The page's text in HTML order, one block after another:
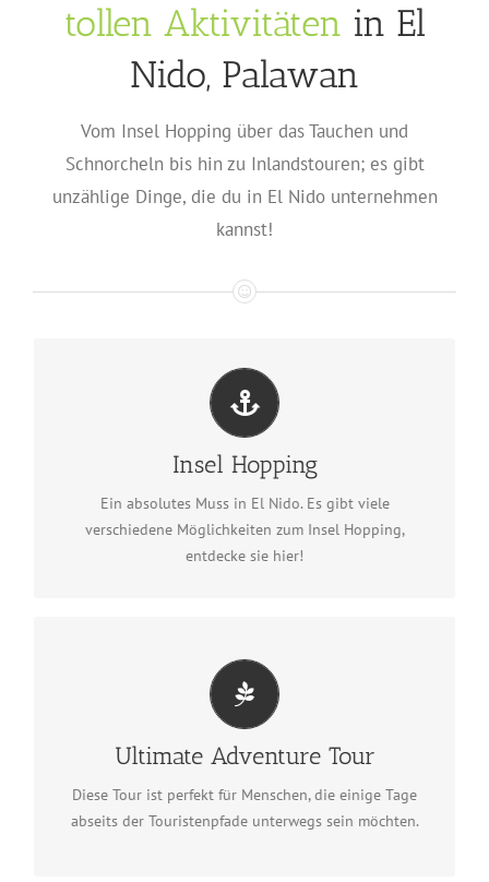
tollen Aktivitäten in El
Nido, Palawan
Vom Insel Hopping über das Tauchen und
Schnorcheln bis hin zu Inlandstouren; es gibt
unzählige Dinge, die du in El Nido unternehmen
kannst!
Insel Hopping
Ein absolutes Muss in El Nido. Es gibt viele
verschiedene Möglichkeiten zum Insel Hopping,
entdecke sie hier!
Insel Hopping
Alle Island-Hopping-Touren
ansehen
Ultimate Adventure Tour
Diese Tour ist perfekt für Menschen, die einige Tage
abseits der Touristenpfade unterwegs sein möchten.
Ultimate Adventure Tour
Das Abenteuer entdecken